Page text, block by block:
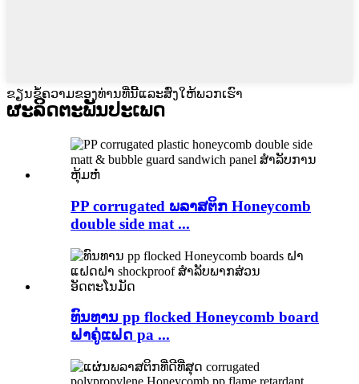
ຂຽນຂໍ້ຄວາມຂອງທ່ານທີ່ນີ້ແລະສົ່ງໃຫ້ພວກເຮົາ
ຜະລິດຕະພັນປະເພດ
PP corrugated ພລາສຕິກ Honeycomb
double side mat ...
ທົນທານ pp flocked Honeycomb board
ຝາຄູ່ແຝດ pa ...